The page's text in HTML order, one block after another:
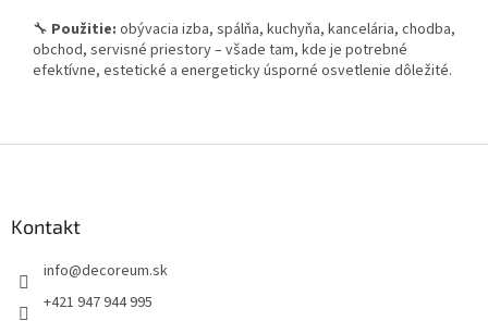
🔧 Použitie: obývacia izba, spálňa, kuchyňa, kancelária, chodba,
obchod, servisné priestory – všade tam, kde je potrebné
efektívne, estetické a energeticky úsporné osvetlenie dôležité.
Kontakt
info@decoreum.sk
+421 947 944 995